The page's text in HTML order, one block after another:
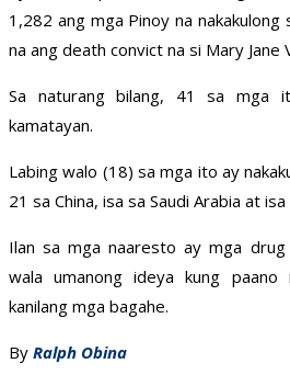
1,282 ang mga Pinoy na
na ang death convict na si Mary Jane
Sa naturang bilang, 41 sa mga
kamatayan.
Labing walo (18) sa mga ito ay
21 sa China, isa sa Saudi Arabia at
Ilan sa mga naaresto ay mga
wala umanong ideya kung
kanilang mga bagahe.
By Ralph Obina